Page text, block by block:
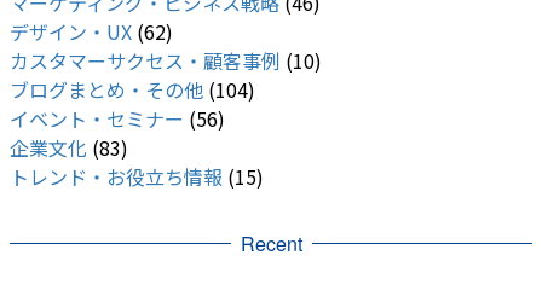
デザイン・UX (62)
カスタマーサクセス・顧客事例 (10)
ブログまとめ・その他 (104)
イベント・セミナー (56)
企業文化 (83)
トレンド・お役立ち情報 (15)
Recent